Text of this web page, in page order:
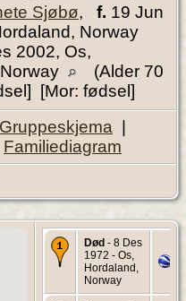
Sjøbø, f. 19 Jun
Norway
2002, Os,
(Alder 70
[Mor: fødsel]
Gruppeskjema
Familiediagram
Død - 8 Des
1972 - Os,
Hordaland,
Norway